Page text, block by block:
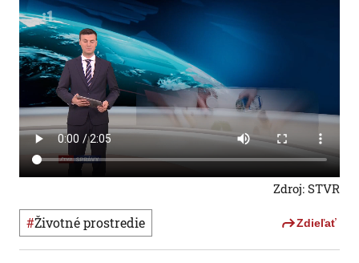
Zdroj: STVR
# Životné prostredie Zdieľať